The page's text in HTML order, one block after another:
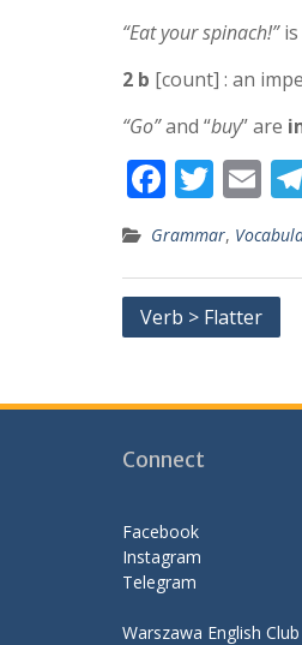
“Eat your spinach!”is
2 b [count] : an
“Go”and “buy” are
F
e
b
o
k
T
w
itt
er
E
m
ai
l
Grammar,
Post
Verb > Flatter
Connect
Facebook
Instagram
Telegram
Warszawa English Club